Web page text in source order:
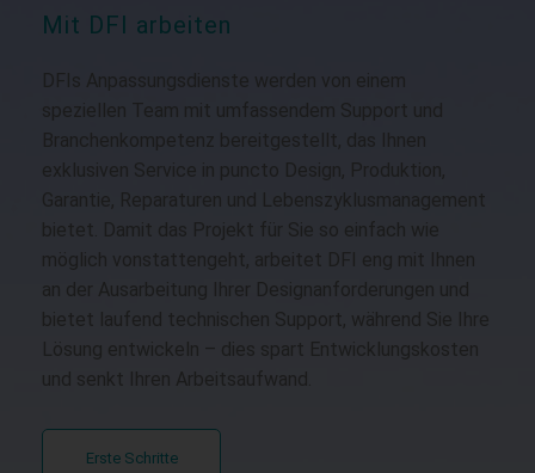
Mit DFI arbeiten
DFIs Anpassungsdienste werden von einem
speziellen Team mit umfassendem Support und
Branchenkompetenz bereitgestellt, das Ihnen
exklusiven Service in puncto Design, Produktion,
Garantie, Reparaturen und Lebenszyklusmanagement
bietet. Damit das Projekt für Sie so einfach wie
möglich vonstattengeht, arbeitet DFI eng mit Ihnen
an der Ausarbeitung Ihrer Designanforderungen und
bietet laufend technischen Support, während Sie Ihre
Lösung entwickeln – dies spart Entwicklungskosten
und senkt Ihren Arbeitsaufwand.
Erste Schritte